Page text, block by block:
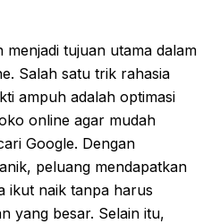
tujuan utama dalam
Salah satu trik rahasia
ampuh adalah optimasi
online agar mudah
Google. Dengan
peluang mendapatkan
ikut naik tanpa harus
yang besar. Selain itu,